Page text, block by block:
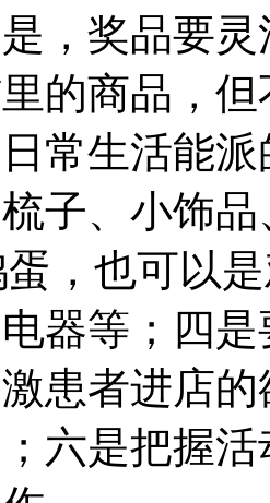
，奖品要
的商品，
常生活能
子、小饰
，也可以
器等；四
患者进店
六是把握